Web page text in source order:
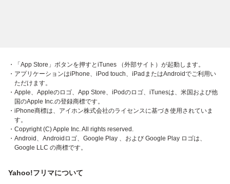
・「App Store」ボタンを押すとiTunes （外部サイト）が起動します。
・アプリケーションはiPhone、iPod touch、iPadまたはAndroidでご利用い
ただけます。
・Apple、Appleのロゴ、App Store、iPodのロゴ、iTunesは、米国および他
国のApple Inc.の登録商標です。
・iPhone商標は、アイホン株式会社のライセンスに基づき使用されていま
す。
・Copyright (C) Apple Inc. All rights reserved.
・Android、Androidロゴ、Google Play 、および Google Play ロゴは、
Google LLC の商標です。
Yahoo!フリマについて